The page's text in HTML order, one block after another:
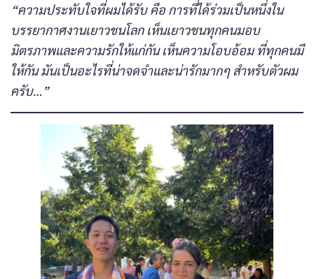
“ความประทับใจที่ผมได้รับ คือ การที่ได้ร่วมเป็นหนึ่งใน
บรรยากาศงานเยาวชนโลก เห็นเยาวชนทุกคนมอบ
มิตรภาพและความรักให้แก่กัน เห็นความโอบอ้อม ที่ทุกคนมี
ให้กัน มันเป็นอะไรที่น่าจดจำและน่ารักมากๆ สำหรับตัวผม
ครับ…”